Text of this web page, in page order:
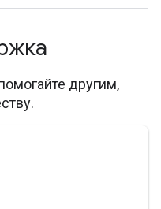
другим,